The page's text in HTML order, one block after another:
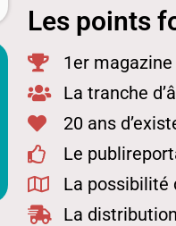
Les points
1er
La tranche
20 ans
Le
La possibilité
La